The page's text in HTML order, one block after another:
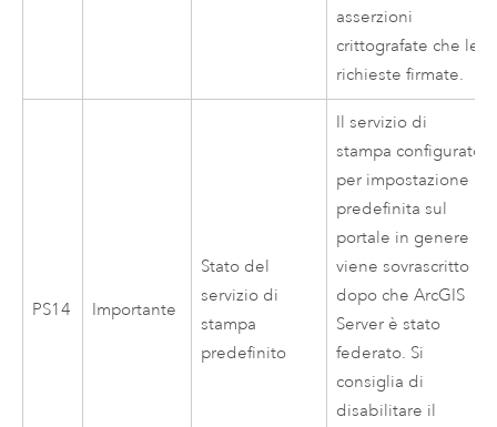
asserzioni
crittografate che le
richieste firmate.
PS14 Importante
Stato del
servizio di
stampa
predefinito
Il servizio di
stampa configurato
per impostazione
predefinita sul
portale in genere
viene sovrascritto
dopo cheArcGIS
Server è stato
federato. Si
consiglia di
disabilitare il